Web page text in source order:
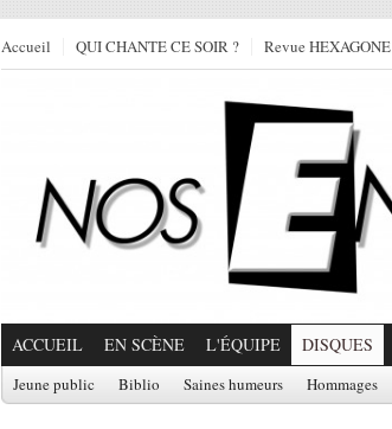
Accueil QUI CHANTE CE SOIR ? Revue HEXAGONE
ACCUEIL EN SCÈNE L'ÉQUIPE DISQUES
Jeune public Biblio Saines humeurs Hommages